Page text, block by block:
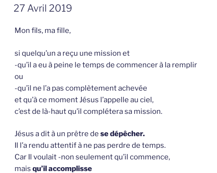
GEPLAATST
OP
27 Avril 2019
Mon fils, ma fille,
si quelqu’un a reçu une mission et
-qu’il a eu à peine le temps de commencer à la remplir
ou
-qu’il ne l’a pas complètement achevée
et qu’à ce moment Jésus l’appelle au ciel,
c’est de là-haut qu’il complétera sa mission.
Jésus a dit à un prêtre de se dépêcher.
Il l’a rendu attentif à ne pas perdre de temps.
Car Il voulait -non seulement qu’il commence,
mais qu’il accomplisse